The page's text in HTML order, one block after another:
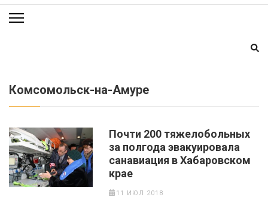
Комсомольск-на-Амуре
Почти 200 тяжелобольных
за полгода эвакуировала
санавиация в Хабаровском
крае
11 ИЮЛ 2018